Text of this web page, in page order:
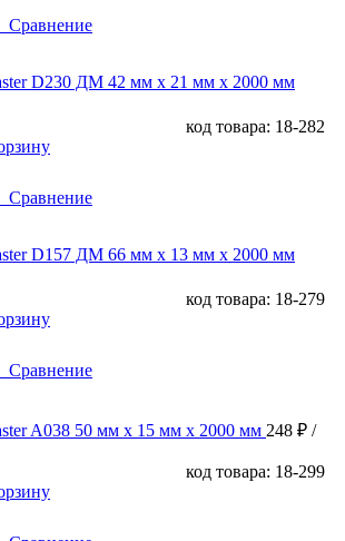
Сравнение
D230 ДМ 42 мм х 21 мм х 2000 мм
код товара: 18-282
Сравнение
D157 ДМ 66 мм х 13 мм х 2000 мм
код товара: 18-279
Сравнение
A038 50 мм х 15 мм х 2000 мм 248 ₽ /
код товара: 18-299